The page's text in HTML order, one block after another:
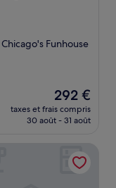
Funhouse
Le
nouveau
prix
de
292 €
292 €
taxes et frais compris
30 août - 31 août